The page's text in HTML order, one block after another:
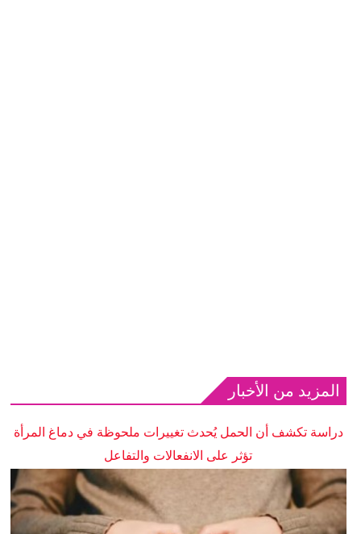
المزيد من الأخبار
دراسة تكشف أن الحمل يُحدث تغييرات ملحوظة في دماغ المرأة
تؤثر على الانفعالات والتفاعل